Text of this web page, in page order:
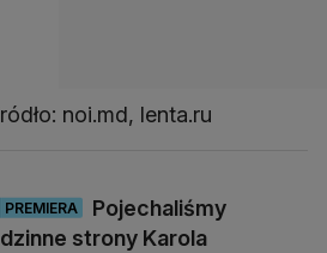
noi.md, lenta.ru
PREMIERA
Pojechaliśmy
strony Karola